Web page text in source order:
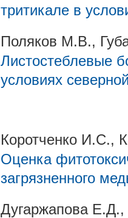
тритикале в
Поляков М.В.,
Листостеблевые
условиях
Коротченко И.С.,
Оценка
загрязненного
Дугаржапова